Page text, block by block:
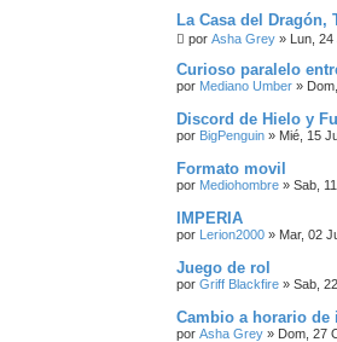
La Casa del Dragón,
por Asha Grey » Lun, 24
Curioso paralelo
por Mediano Umber »
Discord de Hielo y
por BigPenguin » Mié, 15
Formato movil
por Mediohombre » Sab,
IMPERIA
por Lerion2000 » Mar, 02
Juego de rol
por Griff Blackfire » Sab,
Cambio a horario de
por Asha Grey » Dom, 27